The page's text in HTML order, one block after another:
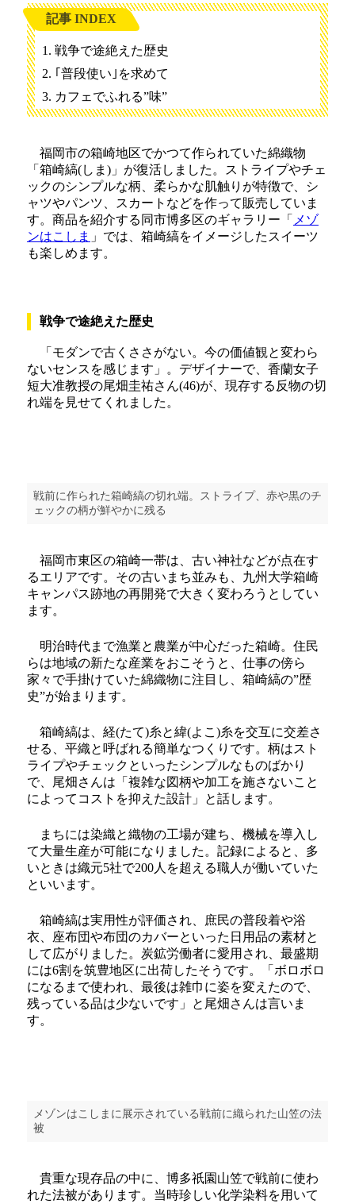
記事 INDEX
戦争で途絶えた歴史
｢普段使い｣を求めて
カフェでふれる”味”
福岡市の箱崎地区でかつて作られていた綿織物
「箱崎縞(しま)」が復活しました。ストライプやチェ
ックのシンプルな柄、柔らかな肌触りが特徴で、シ
ャツやパンツ、スカートなどを作って販売していま
す。商品を紹介する同市博多区のギャラリー「 メゾ
ンはこしま 」では、箱崎縞をイメージしたスイーツ
も楽しめます。
戦争で途絶えた歴史
「モダンで古くささがない。今の価値観と変わら
ないセンスを感じます」。デザイナーで、香蘭女子
短大准教授の尾畑圭祐さん(46)が、現存する反物の切
れ端を見せてくれました。
戦前に作られた箱崎縞の切れ端。ストライプ、赤や黒のチ
ェックの柄が鮮やかに残る
福岡市東区の箱崎一帯は、古い神社などが点在す
るエリアです。その古いまち並みも、九州大学箱崎
キャンパス跡地の再開発で大きく変わろうとしてい
ます。
明治時代まで漁業と農業が中心だった箱崎。住民
らは地域の新たな産業をおこそうと、仕事の傍ら
家々で手掛けていた綿織物に注目し、箱崎縞の”歴
史”が始まります。
箱崎縞は、経(たて)糸と緯(よこ)糸を交互に交差さ
せる、平織と呼ばれる簡単なつくりです。柄はスト
ライプやチェックといったシンプルなものばかり
で、尾畑さんは「複雑な図柄や加工を施さないこと
によってコストを抑えた設計」と話します。
まちには染織と織物の工場が建ち、機械を導入し
て大量生産が可能になりました。記録によると、多
いときは織元5社で200人を超える職人が働いていた
といいます。
箱崎縞は実用性が評価され、庶民の普段着や浴
衣、座布団や布団のカバーといった日用品の素材と
して広がりました。炭鉱労働者に愛用され、最盛期
には6割を筑豊地区に出荷したそうです。「ボロボロ
になるまで使われ、最後は雑巾に姿を変えたので、
残っている品は少ないです」と尾畑さんは言いま
す。
メゾンはこしまに展示されている戦前に織られた山笠の法
被
貴重な現存品の中に、博多祇園山笠で戦前に使わ
れた法被があります。当時珍しい化学染料を用いて